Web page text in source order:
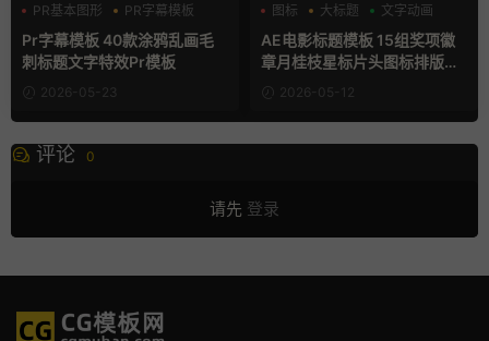
PR基本图形
PR字幕模板
创意
Pr字幕模板 40款涂鸦乱画毛
刺标题文字特效Pr模板
2026-05-23
图标
大标题 文字动画
AE电影标题模板 15组奖项徽
章月桂枝星标片头图标排版元
2026-05-12
评论 0
请先 登录